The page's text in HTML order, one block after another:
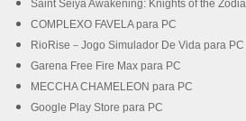
Saint Seiya Awakening: Knights of the
COMPLEXO FAVELA para PC
RioRise－Jogo Simulador De Vida para PC
Garena Free Fire Max para PC
MECCHA CHAMELEON para PC
Google Play Store para PC